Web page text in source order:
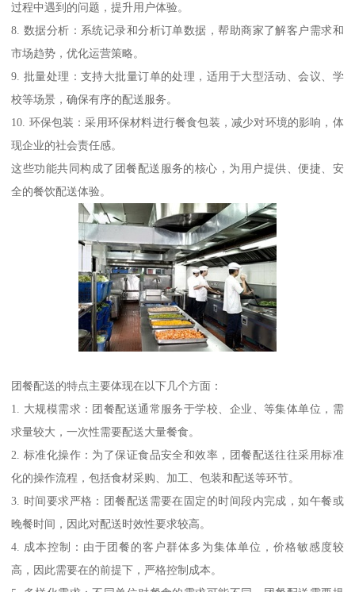
过程中遇到的问题，提升用户体验。
8. 数据分析：系统记录和分析订单数据，帮助商家了解客户需求和
市场趋势，优化运营策略。
9. 批量处理：支持大批量订单的处理，适用于大型活动、会议、学
校等场景，确保有序的配送服务。
10. 环保包装：采用环保材料进行餐食包装，减少对环境的影响，体
现企业的社会责任感。
这些功能共同构成了团餐配送服务的核心，为用户提供、便捷、安
全的餐饮配送体验。
团餐配送的特点主要体现在以下几个方面：
1. 大规模需求：团餐配送通常服务于学校、企业、等集体单位，需
求量较大，一次性需要配送大量餐食。
2. 标准化操作：为了保证食品安全和效率，团餐配送往往采用标准
化的操作流程，包括食材采购、加工、包装和配送等环节。
3. 时间要求严格：团餐配送需要在固定的时间段内完成，如午餐或
晚餐时间，因此对配送时效性要求较高。
4. 成本控制：由于团餐的客户群体多为集体单位，价格敏感度较
高，因此需要在的前提下，严格控制成本。